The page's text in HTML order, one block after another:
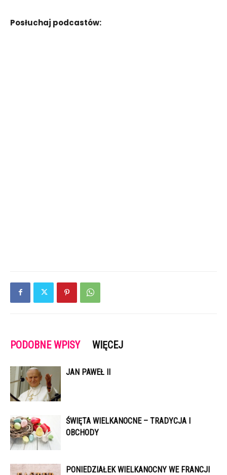
Posłuchaj podcastów:
PODOBNE WPISY WIĘCEJ
JAN PAWEŁ II
ŚWIĘTA WIELKANOCNE – TRADYCJA I
OBCHODY
PONIEDZIAŁEK WIELKANOCNY WE FRANCJI